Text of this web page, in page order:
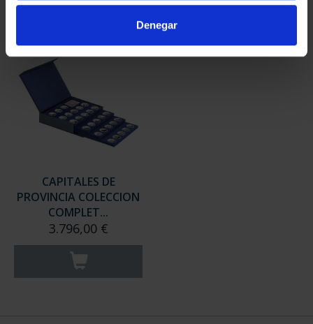
Denegar
registrados
registrados
CAPITALES DE
PROVINCIA COLECCION
COMPLET...
3.796,00 €